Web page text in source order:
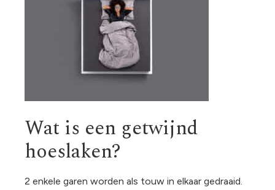
Wat is een getwijnd
hoeslaken?
2 enkele garen worden als touw in elkaar gedraaid.